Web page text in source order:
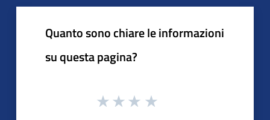
Quanto sono chiare le informazioni
su questa pagina?